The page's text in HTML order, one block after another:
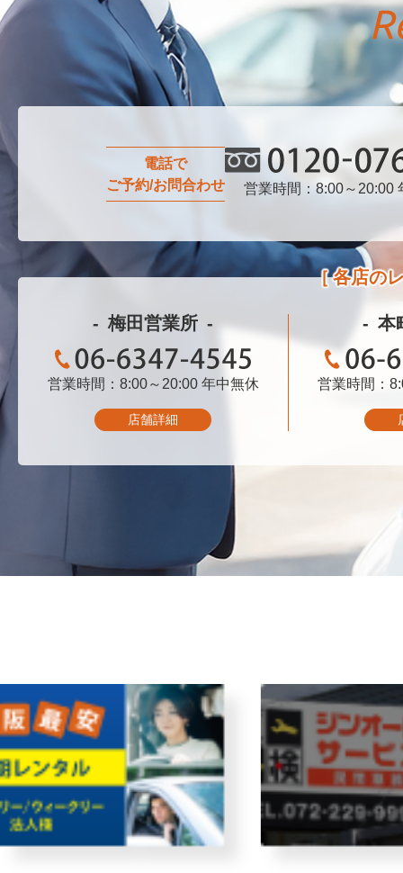
電話で
ご予約/お問合わせ
0120-076-750
営業時間：8:00～20:00
各店の
梅田営業所
06-6347-4545
営業時間：8:00～20:00 年中無休
店舗詳細
本
営業時間：